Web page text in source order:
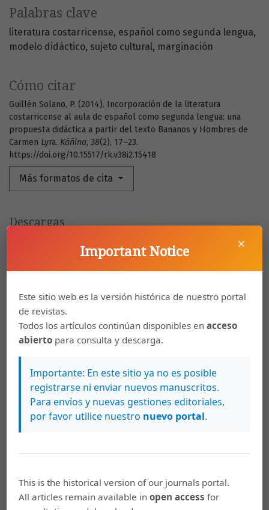
Palabras clave
literatura costarricense español como segunda lengua
modelo didáctico sujeto cultural marginación
Cómo citar
Guillén Solano, P. (2014). Incorporación de la literatura
costarricense al aula de español como segunda lengua: una
propuesta didáctica a partir del texto Bananos y Hombres de
Carmen Lyra. Káñina, 38(2), 17–23.
https://doi.org/10.15517/rk.v38i2.15418
Más formatos de cita
Descargas
Artículos más leídos del mismo autor/a
segunda lengua: del método tradicional al
(2012): Káñina (Enero-Junio)
×
Important Notice
Este sitio web es la versión histórica de nuestro portal
de revistas.
Todos los artículos continúan disponibles enacceso
abierto para consulta y descarga.
Importante: En este sitio ya no es posible
registrarse ni enviar nuevos manuscritos.
Para envíos y nuevas gestiones editoriales,
por favor utilice nuestro nuevo portal.
This is the historical version of our journals portal.
All articles remain available inopen access for